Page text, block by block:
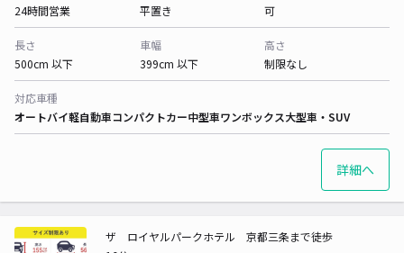
24時間営業
平置き
可
長さ
500cm 以下
車幅
399cm 以下
高さ
制限なし
対応車種
オートバイ軽自動車コンパクトカー中型車ワンボックス大型車・SUV
詳細へ
ザ ロイヤルパークホテル 京都三条まで徒歩